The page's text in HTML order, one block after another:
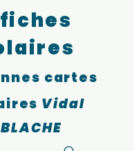
cartes
Vidal